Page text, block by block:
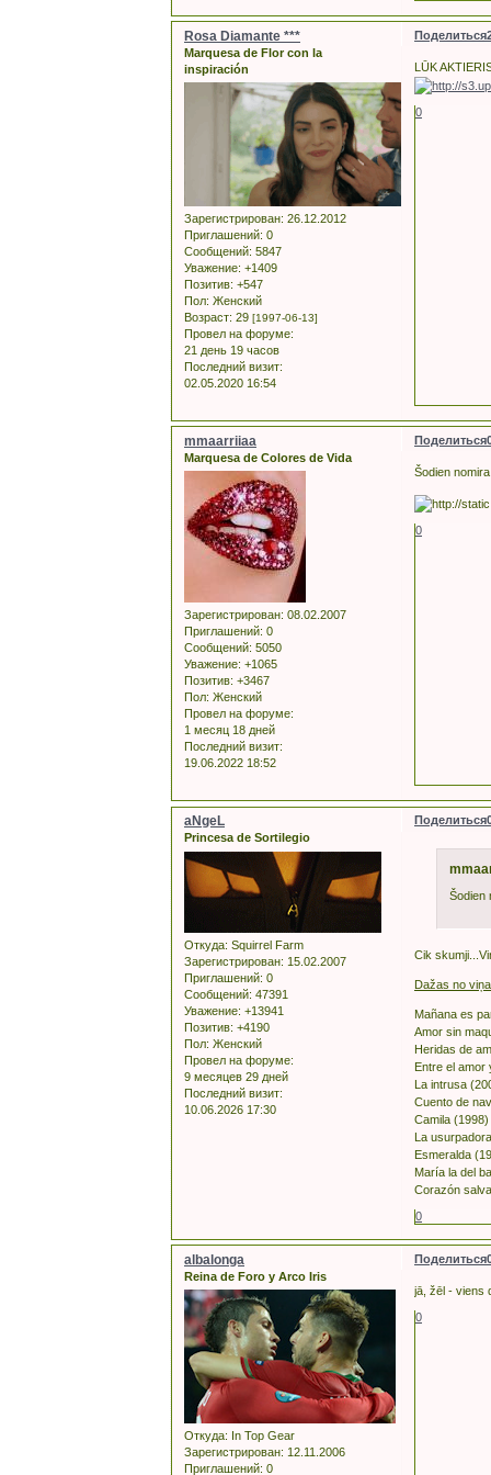
Поделиться
Rosa Diamante ***
Marquesa de Flor con la
inspiración
Зарегистрирован: 26.12.2012
Приглашений: 0
Сообщений: 5847
Уважение: +1409
Позитив: +547
Пол: Женский
Возраст: 29 [1997-06-13]
Провел на форуме:
21 день 19 часов
Последний визит:
02.05.2020 16:54
LŪK
0
Поделиться
mmaarriiaa
Marquesa de Colores de Vida
Зарегистрирован: 08.02.2007
Приглашений: 0
Сообщений: 5050
Уважение: +1065
Позитив: +3467
Пол: Женский
Провел на форуме:
1 месяц 18 дней
Последний визит:
19.06.2022 18:52
Šodien
0
Поделиться
aNgeL
Princesa de Sortilegio
Откуда: Squirrel Farm
Зарегистрирован: 15.02.2007
Приглашений: 0
Сообщений: 47391
Уважение: +13941
Позитив: +4190
Пол: Женский
Провел на форуме:
9 месяцев 29 дней
Последний визит:
10.06.2026 17:30
Šodien
Cik
Dažas no
Mañana es
Amor sin
Heridas de
Entre el amor
La intrusa
Cuento de
Camila
La
Esmeralda
María la del
Corazón
0
Поделиться
albalonga
Reina de Foro y Arco Iris
Откуда: In Top Gear
Зарегистрирован: 12.11.2006
Приглашений: 0
jā, žēl - viens
0